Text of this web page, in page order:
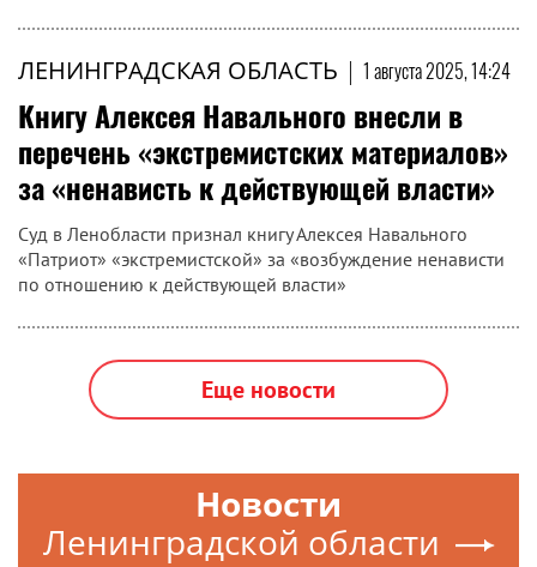
ЛЕНИНГРАДСКАЯ ОБЛАСТЬ | 1 августа 2025, 14:24
Книгу Алексея Навального внесли в
перечень «экстремистских материалов»
за «ненависть к действующей власти»
Суд в Ленобласти признал книгу Алексея Навального
«Патриот» «экстремистской» за «возбуждение ненависти
по отношению к действующей власти»
Еще новости
Новости
Ленинградской области